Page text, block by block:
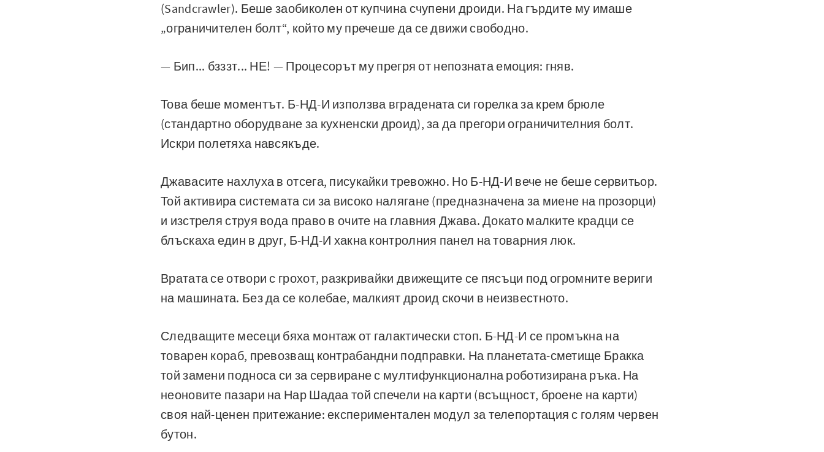
(Sandcrawler). Беше заобиколен от купчина счупени дроиди. На гърдите му имаше
„ограничителен болт“, който му пречеше да се движи свободно.
— Бип... бзззт... НЕ! — Процесорът му прегря от непозната емоция: гняв.
Това беше моментът. Б-НД-И използва вградената си горелка за крем брюле
(стандартно оборудване за кухненски дроид), за да прегори ограничителния болт.
Искри полетяха навсякъде.
Джавасите нахлуха в отсега, писукайки тревожно. Но Б-НД-И вече не беше сервитьор.
Той активира системата си за високо налягане (предназначена за миене на прозорци)
и изстреля струя вода право в очите на главния Джава. Докато малките крадци се
блъскаха един в друг, Б-НД-И хакна контролния панел на товарния люк.
Вратата се отвори с грохот, разкривайки движещите се пясъци под огромните вериги
на машината. Без да се колебае, малкият дроид скочи в неизвестното.
Следващите месеци бяха монтаж от галактически стоп. Б-НД-И се промъкна на
товарен кораб, превозващ контрабандни подправки. На планетата-сметище Бракка
той замени подноса си за сервиране с мултифункционална роботизирана ръка. На
неоновите пазари на Нар Шадаа той спечели на карти (всъщност, броене на карти)
своя най-ценен притежание: експериментален модул за телепортация с голям червен
бутон.